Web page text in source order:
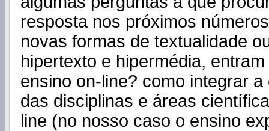
resposta nos próximos
novas formas de textualidade
hipertexto e hipermédia,
ensino on-line? como integrar
das disciplinas e áreas
line (no nosso caso o ensino